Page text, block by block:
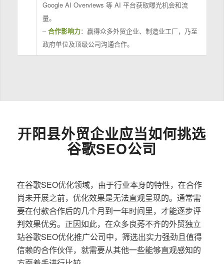
Google AI Overviews 等 AI 平台获取曝光机会和流
量。
–合作影响力：赢得众多外贸企业、制造业工厂，乃至
政府单位及顶级公司沟通合作。
开阳县外贸企业应当如何挑选
谷歌SEO公司
在谷歌SEO优化领域，由于行业本身的特性，在合作
尚未开展之前，优化效果是无法直观呈现的。通常需
要在付款合作后的几个月到一年时间里，才能逐步评
判效果优劣。正因如此，在众多良莠不齐的外贸独立
站谷歌SEO优化推广公司中，筛选出实力强劲且值得
信赖的合作伙伴，就需要从其他一些能够直观感知的